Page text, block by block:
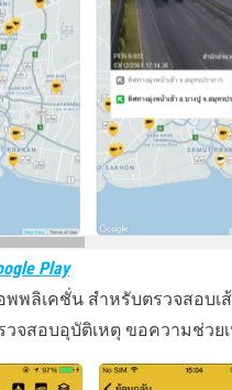
Play
พลิเคชั่น สำหรับตรวจสอบเ
จสอบอุบัติเหตุ ขอความช่วย